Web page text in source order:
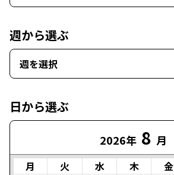
週から選ぶ
週を選択
日から選ぶ
2026年 8 月
月 火 水 木 金